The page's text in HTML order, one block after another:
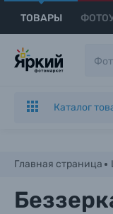
ТОВАРЫ
Каталог
Главная страница